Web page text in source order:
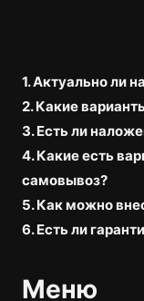
1. Актуально ли
2. Какие
3. Есть ли
4. Какие есть
самовывоз?
5. Как можно
6. Есть ли
Меню